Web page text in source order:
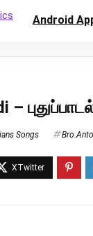
Android
புதுப்பாடல்
Songs